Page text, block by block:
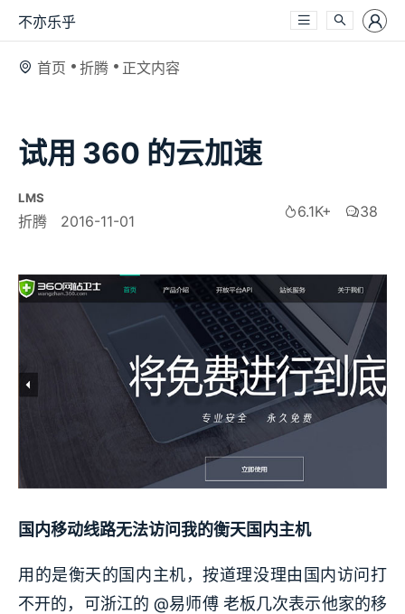
不亦乐乎
首页 折腾 正文内容
试用 360 的云加速
LMS
折腾 2016-11-01
6.1K+ 38
国内移动线路无法访问我的衡天国内主机
用的是衡天的国内主机，按道理没理由国内访问打
不开的，可浙江的 @易师傅 老板几次表示他家的移